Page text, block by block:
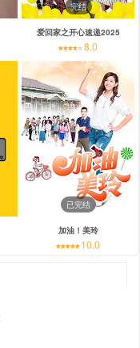
完结
爱回家之开心速递2025
8.0
已完结
加油！美玲
10.0